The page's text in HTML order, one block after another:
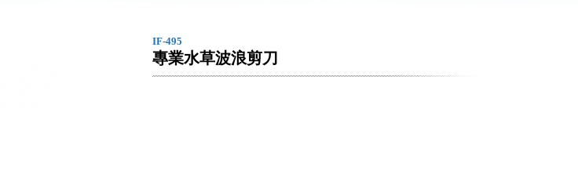
IF-495
專業水草波浪剪刀